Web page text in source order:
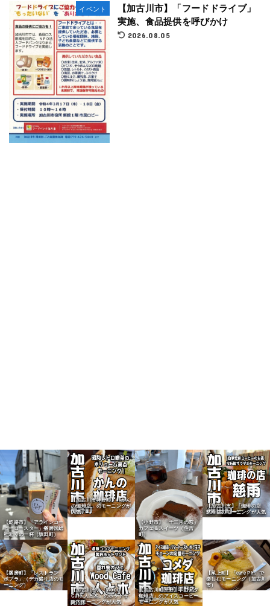
イベント
【加古川市】「フードドライブ」
実施、食品提供を呼びかけ
2026.08.05
【姫路市】「アラインコー
ヒーロースター」播磨国総
社近くの一杯（坂田町）
【加古川市神野町】「かん
の珈琲店」のモーニングが
人気
【小野市】「十三月の窓」
カフェ＆スイーツ（住吉
町）
【加古川市】「珈琲の店
慈雨」のモーニングが人気
【播磨町】「レストラン
ポプラ」（デカ盛り店のモ
ーニング）
【加古川市】「Wood
Cafe 人と木」のホットサ
ンドモーニングが人気
【加古川町平野】「コメダ
珈琲店」のアイスコーヒー
モーニングが人気
【尾上町】「cafe Pit」で
楽しむモーニング（加古川
市）